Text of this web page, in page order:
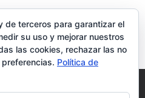
de terceros para garantizar el
su uso y mejorar nuestros
las cookies, rechazar las no
Política de